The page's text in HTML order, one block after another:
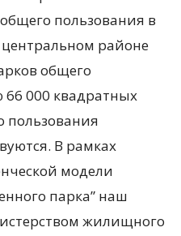
пользования в
районе
общего
000 квадратных
пользования
В рамках
модели
парка” наш
жилищного